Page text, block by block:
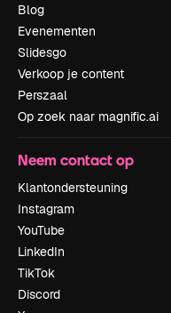
Blog
Evenementen
Slidesgo
Verkoop je content
Perszaal
Op zoek naar magnific.ai
Neem contact op
Klantondersteuning
Instagram
YouTube
LinkedIn
TikTok
Discord